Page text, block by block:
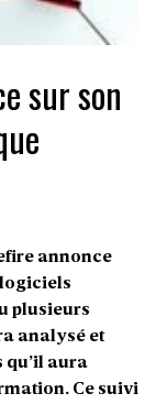
sur son
annonce
plusieurs
analysé et
qu’il aura
Ce suivi